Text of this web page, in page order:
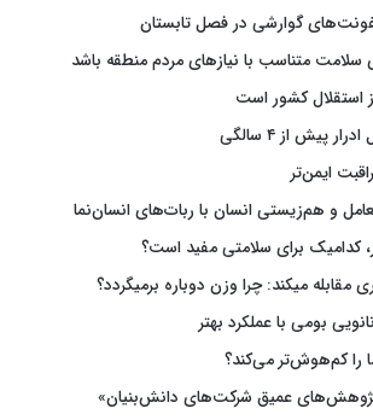
گوارشی در فصل تابستان
متناسب با نیازهای مردم منطقه باشد
استقلال کشور است
پیش از ۴ سالگی
ایمن‌تر
و هم‌زیستی انسان با ربات‌های انسان‌نما
کدامیک برای سلامتی مفید است؟
مقابله میکند: چرا وزن دوباره برمیگردد؟
بومی با عملکرد بهتر
کم‌هوش‌تر می‌کند؟
پژوهش‌های عمیق شرکت‌های دانش‌بنیان»